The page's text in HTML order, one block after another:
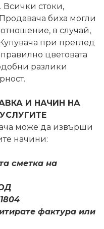
Всички стоки,
биха могли
в случай,
при преглед
цветовата
разлики
И НАЧИН НА
може да извърши
начини:
сметка на
фактура или